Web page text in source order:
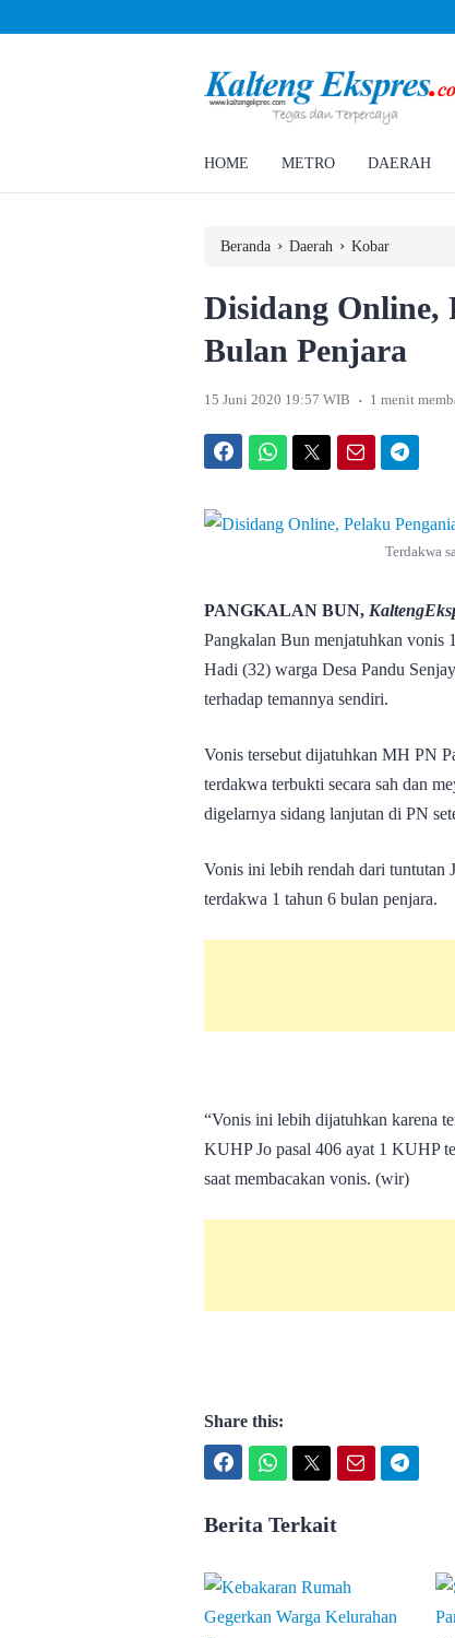
Ahmad Rizky Minta Perusahaan Penuhi Hak Ratusan Eks Pekerja
HOME METRO DAERAH
Beranda › Daerah › Kobar
Disidang Online,
Bulan Penjara
15 Juni 2020 19:57 WIB . 1 menit
Terdakwa
PANGKALAN BUN,
Pangkalan Bun menjatuhkan vonis
Hadi (32) warga Desa Pandu
terhadap temannya sendiri.
Vonis tersebut dijatuhkan MH PN
terdakwa terbukti secara sah dan
digelarnya sidang lanjutan di PN
Vonis ini lebih rendah dari tuntutan
terdakwa 1 tahun 6 bulan penjara.
“Vonis ini lebih dijatuhkan karena
KUHP Jo pasal 406 ayat 1 KUHP
saat membacakan vonis. (wir)
Share this:
Berita Terkait